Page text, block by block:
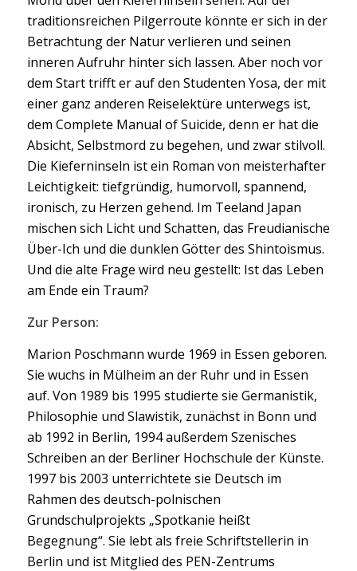
traditionsreichen Pilgerroute könnte er sich in der
Betrachtung der Natur verlieren und seinen
inneren Aufruhr hinter sich lassen. Aber noch vor
dem Start trifft er auf den Studenten Yosa, der mit
einer ganz anderen Reiselektüre unterwegs ist,
dem Complete Manual of Suicide, denn er hat die
Absicht, Selbstmord zu begehen, und zwar stilvoll.
Die Kieferninseln ist ein Roman von meisterhafter
Leichtigkeit: tiefgründig, humorvoll, spannend,
ironisch, zu Herzen gehend. Im Teeland Japan
mischen sich Licht und Schatten, das Freudianische
Über-Ich und die dunklen Götter des Shintoismus.
Und die alte Frage wird neu gestellt: Ist das Leben
am Ende ein Traum?
Zur Person:
Marion Poschmann wurde 1969 in Essen geboren.
Sie wuchs in Mülheim an der Ruhr und in Essen
auf. Von 1989 bis 1995 studierte sie Germanistik,
Philosophie und Slawistik, zunächst in Bonn und
ab 1992 in Berlin, 1994 außerdem Szenisches
Schreiben an der Berliner Hochschule der Künste.
1997 bis 2003 unterrichtete sie Deutsch im
Rahmen des deutsch-polnischen
Grundschulprojekts „Spotkanie heißt
Begegnung“. Sie lebt als freie Schriftstellerin in
Berlin und ist Mitglied des PEN-Zentrums